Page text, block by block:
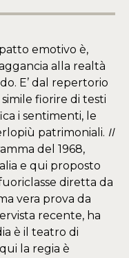
emotivo è,
alla realtà
E’ dal repertorio
fiorire di testi
i sentimenti, le
patrimoniali. Il
del 1968,
e qui proposto
diretta da
vera prova da
recente, ha
è il teatro di
la regia è